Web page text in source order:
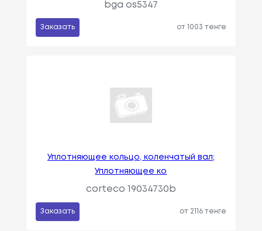
bga os5347
Заказать от 1003 тенге
Уплотняющее кольцо, коленчатый вал;
Уплотняющее ко
corteco 19034730b
Заказать от 2116 тенге